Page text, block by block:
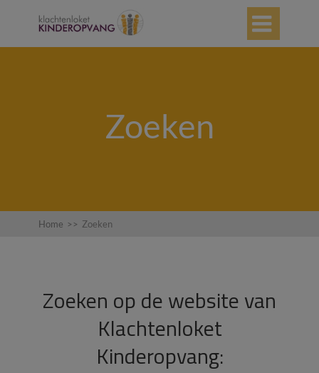

Zoeken
Home >> Zoeken
Zoeken op de website van
Klachtenloket
Kinderopvang: